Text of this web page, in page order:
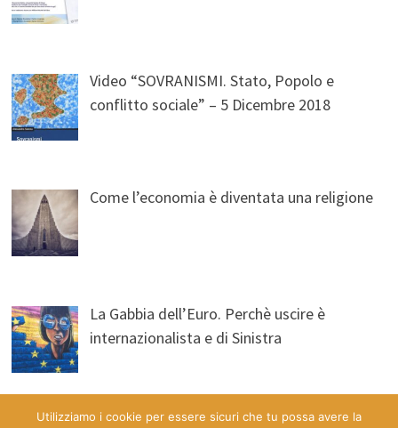
Video “SOVRANISMI. Stato, Popolo e
conflitto sociale” – 5 Dicembre 2018
Come l’economia è diventata una religione
La Gabbia dell’Euro. Perchè uscire è
internazionalista e di Sinistra
Utilizziamo i cookie per essere sicuri che tu possa avere la